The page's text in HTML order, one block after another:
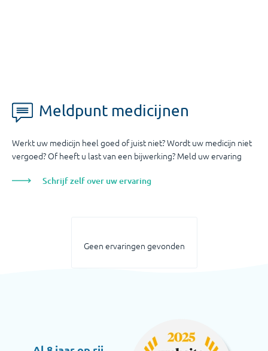
Meldpunt medicijnen
Werkt uw medicijn heel goed of juist niet? Wordt uw medicijn niet
vergoed? Of heeft u last van een bijwerking? Meld uw ervaring
Schrijf zelf over uw ervaring
Geen ervaringen gevonden